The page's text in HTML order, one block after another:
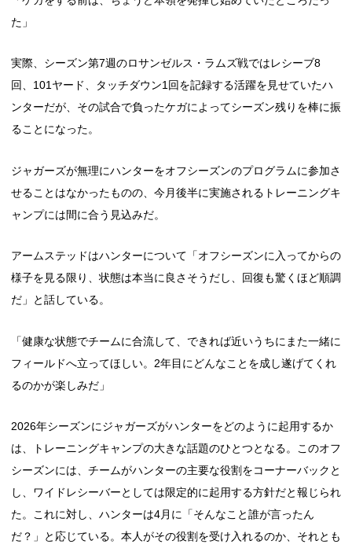
た」
実際、シーズン第7週のロサンゼルス・ラムズ戦ではレシーブ8
回、101ヤード、タッチダウン1回を記録する活躍を見せていたハ
ンターだが、その試合で負ったケガによってシーズン残りを棒に振
ることになった。
ジャガーズが無理にハンターをオフシーズンのプログラムに参加さ
せることはなかったものの、今月後半に実施されるトレーニングキ
ャンプには間に合う見込みだ。
アームステッドはハンターについて「オフシーズンに入ってからの
様子を見る限り、状態は本当に良さそうだし、回復も驚くほど順調
だ」と話している。
「健康な状態でチームに合流して、できれば近いうちにまた一緒に
フィールドへ立ってほしい。2年目にどんなことを成し遂げてくれ
るのかが楽しみだ」
2026年シーズンにジャガーズがハンターをどのように起用するか
は、トレーニングキャンプの大きな話題のひとつとなる。このオフ
シーズンには、チームがハンターの主要な役割をコーナーバックと
し、ワイドレシーバーとしては限定的に起用する方針だと報じられ
た。これに対し、ハンターは4月に「そんなこと誰が言ったん
だ？」と応じている。本人がその役割を受け入れるのか、それとも